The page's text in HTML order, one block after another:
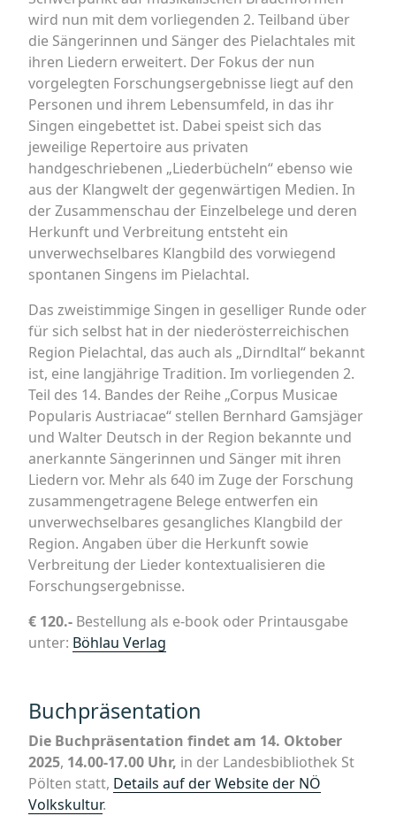
wird nun mit dem vorliegenden 2. Teilband über
die Sängerinnen und Sänger des Pielachtales mit
ihren Liedern erweitert. Der Fokus der nun
vorgelegten Forschungsergebnisse liegt auf den
Personen und ihrem Lebensumfeld, in das ihr
Singen eingebettet ist. Dabei speist sich das
jeweilige Repertoire aus privaten
handgeschriebenen „Liederbücheln“ ebenso wie
aus der Klangwelt der gegenwärtigen Medien. In
der Zusammenschau der Einzelbelege und deren
Herkunft und Verbreitung entsteht ein
unverwechselbares Klangbild des vorwiegend
spontanen Singens im Pielachtal.
Das zweistimmige Singen in geselliger Runde oder
für sich selbst hat in der niederösterreichischen
Region Pielachtal, das auch als „Dirndltal“ bekannt
ist, eine langjährige Tradition. Im vorliegenden 2.
Teil des 14. Bandes der Reihe „Corpus Musicae
Popularis Austriacae“ stellen Bernhard Gamsjäger
und Walter Deutsch in der Region bekannte und
anerkannte Sängerinnen und Sänger mit ihren
Liedern vor. Mehr als 640 im Zuge der Forschung
zusammengetragene Belege entwerfen ein
unverwechselbares gesangliches Klangbild der
Region. Angaben über die Herkunft sowie
Verbreitung der Lieder kontextualisieren die
Forschungsergebnisse.
€ 120.- Bestellung als e-book oder Printausgabe
unter: Böhlau Verlag
Buchpräsentation
Die Buchpräsentation findet am 14. Oktober
2025, 14.00-17.00 Uhr, in der Landesbibliothek St
Pölten statt, Details auf der Website der NÖ
Volkskultur.